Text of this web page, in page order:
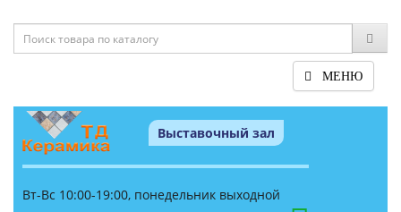
МЕНЮ
Выставочный зал
Вт-Вс 10:00-19:00, понедельник выходной